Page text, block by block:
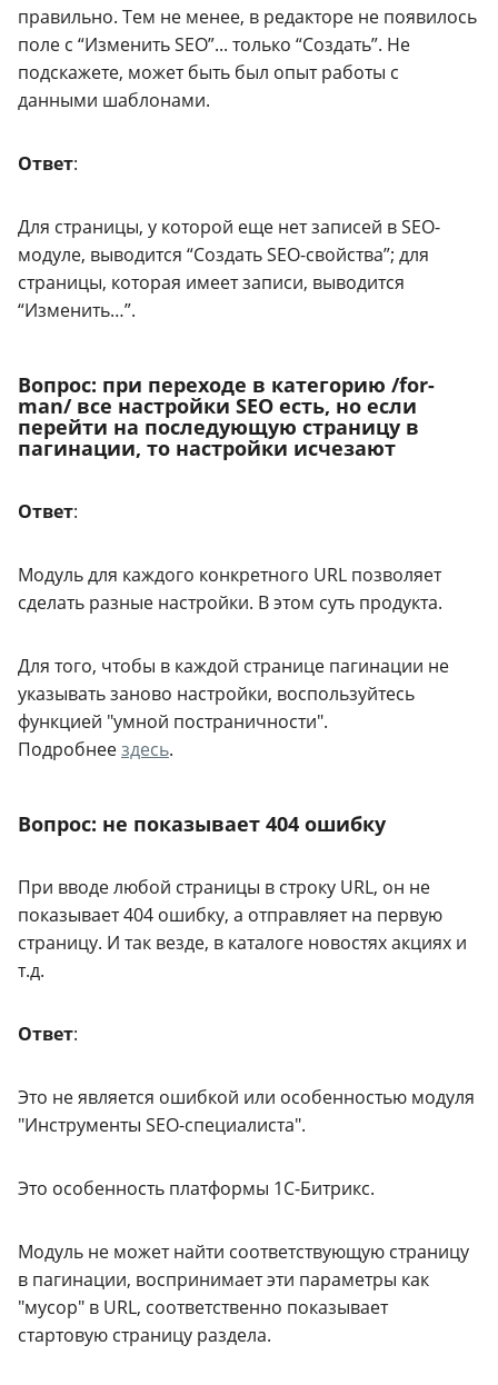
правильно. Тем не менее, в редакторе не появилось
поле с “Изменить SEO”... только “Создать”. Не
подскажете, может быть был опыт работы с
данными шаблонами.
Ответ:
Для страницы, у которой еще нет записей в SEO-
модуле, выводится “Создать SEO-свойства”; для
страницы, которая имеет записи, выводится
“Изменить…”.
Вопрос: при переходе в категорию /for-
man/ все настройки SEO есть, но если
перейти на последующую страницу в
пагинации, то настройки исчезают
Ответ:
Модуль для каждого конкретного URL позволяет
сделать разные настройки. В этом суть продукта.
Для того, чтобы в каждой странице пагинации не
указывать заново настройки, воспользуйтесь
функцией "умной постраничности".
Подробнеездесь.
Вопрос: не показывает 404 ошибку
При вводе любой страницы в строку URL, он не
показывает 404 ошибку, а отправляет на первую
страницу. И так везде, в каталоге новостях акциях и
т.д.
Ответ:
Это не является ошибкой или особенностью модуля
"Инструменты SEO-специалиста".
Это особенность платформы 1С-Битрикс.
Модуль не может найти соответствующую страницу
в пагинации, воспринимает эти параметры как
"мусор" в URL, соответственно показывает
стартовую страницу раздела.